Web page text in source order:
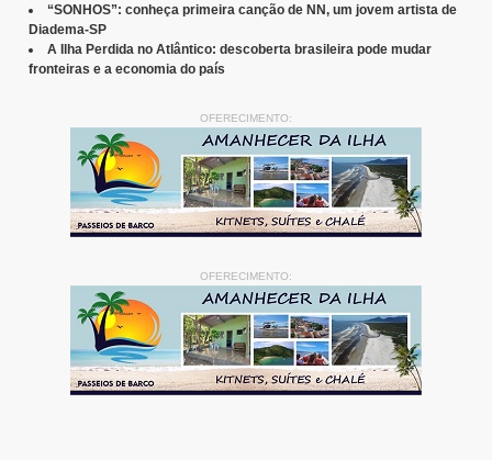
“SONHOS”: conheça primeira canção de NN, um jovem artista de
Diadema-SP
A Ilha Perdida no Atlântico: descoberta brasileira pode mudar
fronteiras e a economia do país
OFERECIMENTO:
OFERECIMENTO: